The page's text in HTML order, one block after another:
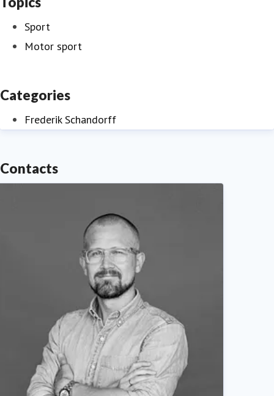
Sport
Motor sport
Categories
Frederik Schandorff
Contacts